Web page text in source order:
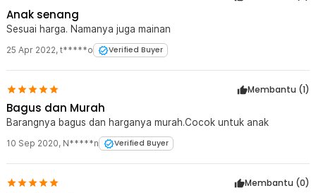
Anak senang
Sesuai harga. Namanya juga mainan
25 Apr 2022, t*****o Verified Buyer
Membantu (1)
Bagus dan Murah
Barangnya bagus dan harganya murah.Cocok untuk anak
10 Sep 2020, N*****n Verified Buyer
Membantu (0)